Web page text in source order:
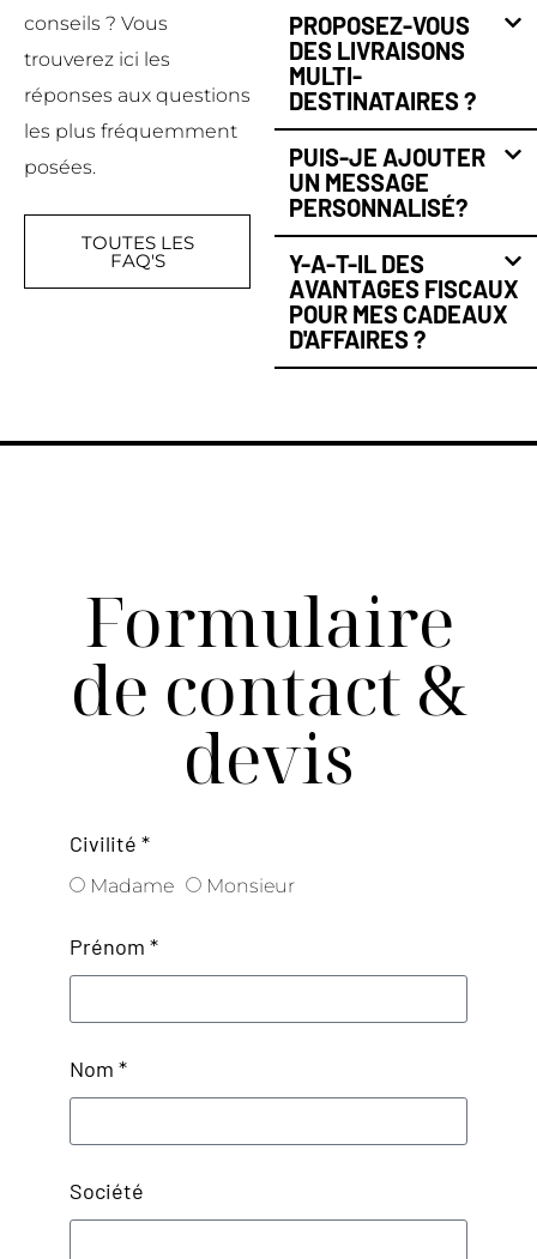
conseils ? Vous
trouverez ici les
réponses aux questions
les plus fréquemment
posées.
TOUTES LES
FAQ'S
PROPOSEZ-VOUS
DES LIVRAISONS
MULTI-
DESTINATAIRES ?
PUIS-JE AJOUTER
UN MESSAGE
PERSONNALISÉ?
Y-A-T-IL DES
AVANTAGES FISCAUX
POUR MES CADEAUX
D'AFFAIRES ?
Formulaire
de contact &
devis
Civilité *
Madame Monsieur
Prénom *
Nom *
Société